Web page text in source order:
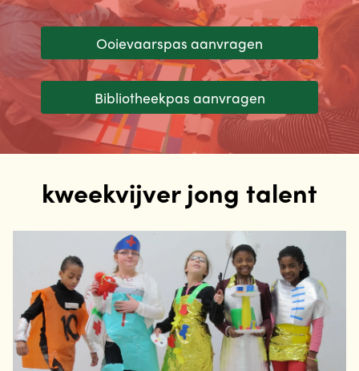
Ooievaarspas aanvragen
Bibliotheekpas aanvragen
kweekvijver jong talent